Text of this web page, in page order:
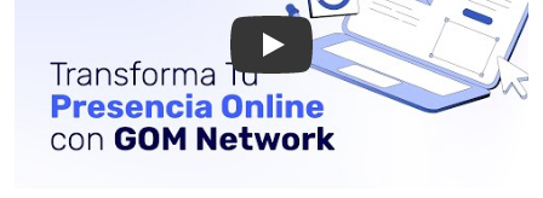
GOM Network